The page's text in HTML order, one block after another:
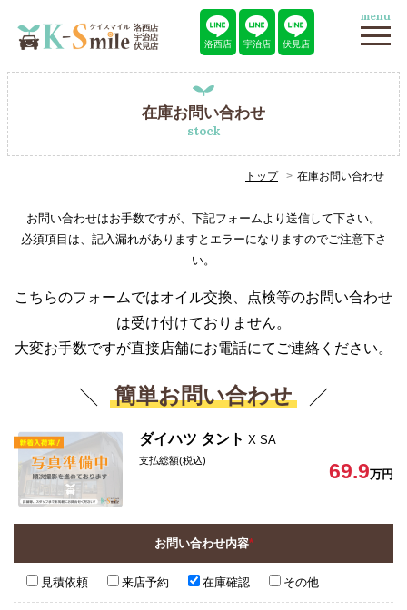
洛西店 宇治店 伏見店
menu
在庫お問い合わせ
stock
トップ 在庫お問い合わせ
お問い合わせはお手数ですが、下記フォームより送信して下さい。
必須項目は、記入漏れがありますとエラーになりますのでご注意下さ
い。
こちらのフォームではオイル交換、点検等のお問い合わせ
は受け付けておりません。
大変お手数ですが直接店舗にお電話にてご連絡ください。
簡単お問い合わせ
ダイハツ タント X SA
支払総額(税込) 69.9万円
お問い合わせ内容*
見積依頼 来店予約 在庫確認 その他